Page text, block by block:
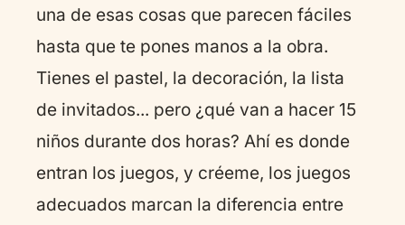
una de esas cosas que parecen fáciles
hasta que te pones manos a la obra.
Tienes el pastel, la decoración, la lista
de invitados... pero ¿qué van a hacer 15
niños durante dos horas? Ahí es donde
entran los juegos, y créeme, los juegos
adecuados marcan la diferencia entre